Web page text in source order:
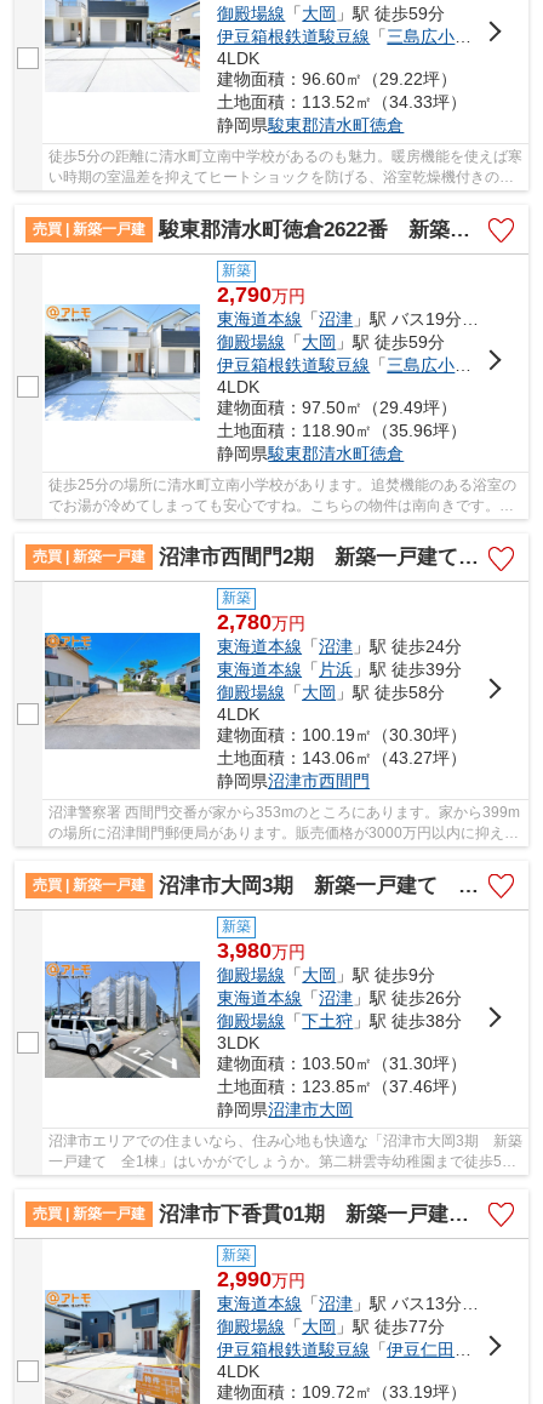
御殿場線 「大岡 」駅 徒歩59分
伊豆箱根鉄道駿豆線 「三島広小路
」駅 徒
4LDK
建物面積：96.60㎡（29.22坪）
土地面積：113.52㎡（34.33坪）
静岡県駿東郡清水町徳倉
徒歩5分の距離に清水町立南中学校があるのも魅力。暖房機能を使えば寒
い時期の室温差を抑えてヒートショックを防げる、浴室乾燥機付きの物
件です。一戸建て購入は妥協したくないもので...
売買 | 新築一戸建
駿東郡清水町徳倉2622番 新築一戸建て A号棟
新築
2,790万円
東海道本線 「沼津 」駅 バス19分 「水神道」 停歩5分
御殿場線 「大岡 」駅 徒歩59分
伊豆箱根鉄道駿豆線 「三島広小路
」駅 徒
4LDK
建物面積：97.50㎡（29.49坪）
土地面積：118.90㎡（35.96坪）
静岡県駿東郡清水町徳倉
徒歩25分の場所に清水町立南小学校があります。追焚機能のある浴室の
でお湯が冷めてしまっても安心ですね。こちらの物件は南向きです。浴
室は1坪以上の余裕ある空間を設けており快適に...
売買 | 新築一戸建
沼津市西間門2期 新築一戸建て 全1棟
新築
2,780万円
東海道本線 「沼津 」駅 徒歩24分
東海道本線 「 片浜 」駅 徒歩39分
御殿場線 「大岡 」駅 徒歩58分
4LDK
建物面積：100.19㎡（30.30坪）
土地面積：143.06㎡（43.27坪）
静岡県沼津市西間門
沼津警察署 西間門交番が家から353mのところにあります。家から399m
の場所に沼津間門郵便局があります。販売価格が3000万円以内に抑えら
売買 | 新築一戸建
沼津市大岡3期 新築一戸建て 全1棟
新築
3,980万円
御殿場線 「大岡 」駅 徒歩9分
東海道本線 「沼津 」駅 徒歩26分
御殿場線 「下土狩 」駅 徒歩38分
3LDK
建物面積：103.50㎡（31.30坪）
土地面積：123.85㎡（37.46坪）
静岡県沼津市大岡
沼津市エリアでの住まいなら、住み心地も快適な「沼津市大岡3期 新築
一戸建て 全1棟」はいかがでしょうか。第二耕雲寺幼稚園まで徒歩5分
売買 | 新築一戸建
沼津市下香貫01期 新築一戸建て 全1棟
新築
2,990万円
東海道本線 「沼津 」駅 バス13分 「御用邸」 停歩6分
御殿場線 「大岡 」駅 徒歩77分
伊豆箱根鉄道駿豆線 「伊豆仁田
」駅 徒歩
4LDK
建物面積：109.72㎡（33.19坪）